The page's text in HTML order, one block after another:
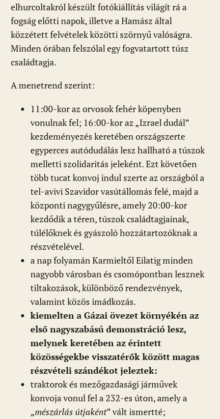
elhurcoltakról készült fotókiállítás világít rá a
fogság előtti napok, illetve a Hamász által
közzétett felvételek közötti szörnyű valóságra.
Minden órában felszólal egy fogvatartott túsz
családtagja.
A menetrend szerint:
11:00-kor az orvosok fehér köpenyben
vonulnak fel; 16:00-kor az „Izrael dudál”
kezdeményezés keretében országszerte
egyperces autódudálás lesz hallható a túszok
melletti szolidaritás jeleként. Ezt követően
több tucat konvoj indul szerte az országból a
tel-avivi Szavidor vasútállomás felé, majd a
központi nagygyűlésre, amely 20:00-kor
kezdődik a téren, túszok családtagjainak,
túlélőknek és gyászoló hozzátartozóknak a
részvételével.
a nap folyamán Karmieltől Eilatig minden
nagyobb városban és csomópontban lesznek
tiltakozások, különböző rendezvények,
valamint közös imádkozás.
kiemelten a Gázai övezet környékén az
első nagyszabású demonstráció lesz,
melynek keretében az érintett
közösségekbe visszatérők között magas
részvételi szándékot jeleztek:
traktorok és mezőgazdasági járművek
konvoja vonul fel a 232-es úton, amely a
„mészárlás útjaként” vált ismertté;